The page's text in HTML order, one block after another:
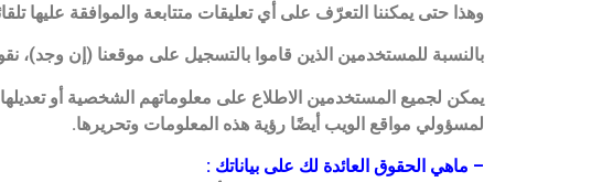
وهذا حتى يمكننا التعرّف على أي تعليقات متتابعة والموافقة عليها
بالنسبة للمستخدمين الذين قاموا بالتسجيل على موقعنا (إن
يمكن لجميع المستخدمين الاطلاع على معلوماتهم الشخصية أو
لمسؤولي مواقع الويب أيضًا رؤية هذه المعلومات وتحريرها.
– ماهي الحقوق العائدة لك على بياناتك :